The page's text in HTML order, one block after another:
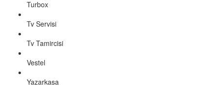
Turbox
Tv Servisi
Tv Tamircisi
Vestel
Yazarkasa